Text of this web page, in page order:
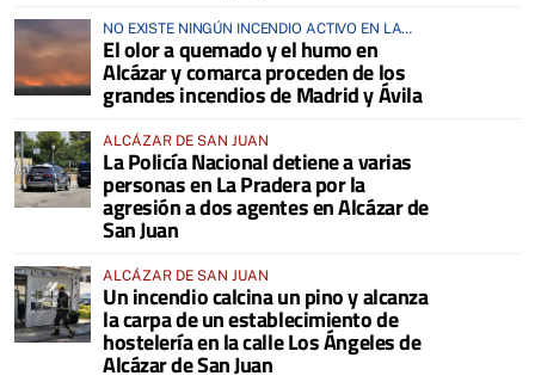
NO EXISTE NINGÚN INCENDIO ACTIVO EN LA
COMARCA
El olor a quemado y el humo en
Alcázar y comarca proceden de los
grandes incendios de Madrid y Ávila
ALCÁZAR DE SAN JUAN
La Policía Nacional detiene a varias
personas en La Pradera por la
agresión a dos agentes en Alcázar de
San Juan
ALCÁZAR DE SAN JUAN
Un incendio calcina un pino y alcanza
la carpa de un establecimiento de
hostelería en la calle Los Ángeles de
Alcázar de San Juan